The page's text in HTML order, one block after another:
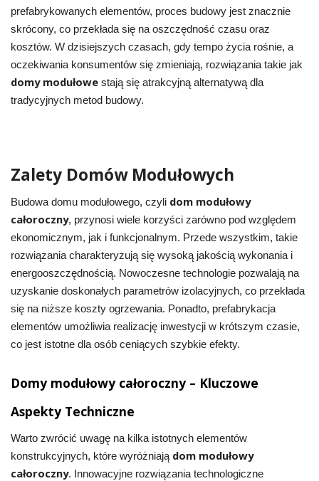
prefabrykowanych elementów, proces budowy jest znacznie
skrócony, co przekłada się na oszczędność czasu oraz
kosztów. W dzisiejszych czasach, gdy tempo życia rośnie, a
oczekiwania konsumentów się zmieniają, rozwiązania takie jak
domy modułowestają się atrakcyjną alternatywą dla
tradycyjnych metod budowy.
Zalety Domów Modułowych
Budowa domu modułowego, czyli dom modułowy
całoroczny, przynosi wiele korzyści zarówno pod względem
ekonomicznym, jak i funkcjonalnym. Przede wszystkim, takie
rozwiązania charakteryzują się wysoką jakością wykonania i
energooszczędnością. Nowoczesne technologie pozwalają na
uzyskanie doskonałych parametrów izolacyjnych, co przekłada
się na niższe koszty ogrzewania. Ponadto, prefabrykacja
elementów umożliwia realizację inwestycji w krótszym czasie,
co jest istotne dla osób ceniących szybkie efekty.
Domy modułowy całoroczny – Kluczowe
Aspekty Techniczne
Warto zwrócić uwagę na kilka istotnych elementów
konstrukcyjnych, które wyróżniają dom modułowy
całoroczny. Innowacyjne rozwiązania technologiczne